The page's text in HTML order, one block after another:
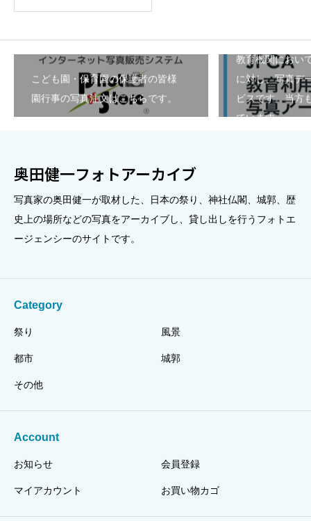
こども園・保育園の保護者の皆様
園行事の写真注文はこちらです。
教育機関におい
に対し、写真デ
ビスです。当方
ています。
奥田健一フォトアーカイブ
写真家の奥田健一が取材した、日本の祭り、神社仏閣、城郭、歴
史上の場所などの写真をアーカイブし、貸し出しを行うフォトエ
ージェンシーのサイトです。
Category
祭り 風景
都市 城郭
その他
Account
お知らせ 会員登録
マイアカウント お買い物カゴ